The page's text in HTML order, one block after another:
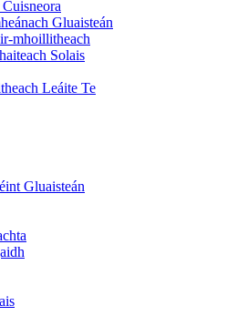
Gluaisteán
mhoillitheach
Solais
Leáite Te
Gluaisteán